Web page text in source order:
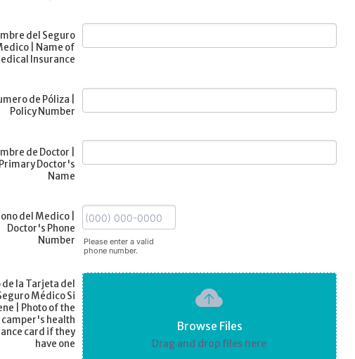
del Seguro
| Name of
Insurance
de Póliza |
Policy Number
de Doctor |
Primary Doctor's
Name
del Medico |
Doctor's Phone
Number
Please enter a valid
phone number.
de la Tarjeta del
Médico Si
| Photo of the
camper's health
card if they
have one
Browse Files
Drag and drop files here